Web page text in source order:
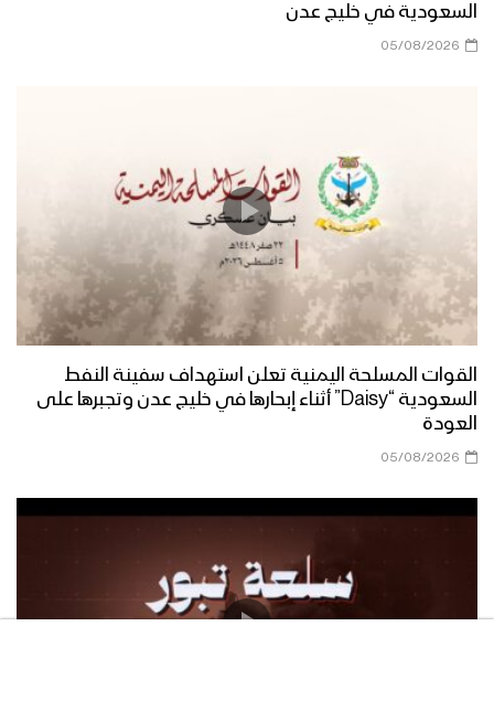
السعودية في خليج عدن
05/08/2026
القوات المسلحة اليمنية تعلن استهداف سفينة النفط
السعودية “Daisy” أثناء إبحارها في خليج عدن وتجبرها على
العودة
05/08/2026